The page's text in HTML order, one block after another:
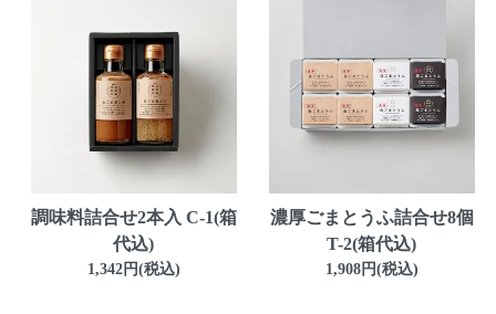
調味料詰合せ2本入 C-1(箱
代込)
1,342円(税込)
濃厚ごまとうふ詰合せ8個
T-2(箱代込)
1,908円(税込)